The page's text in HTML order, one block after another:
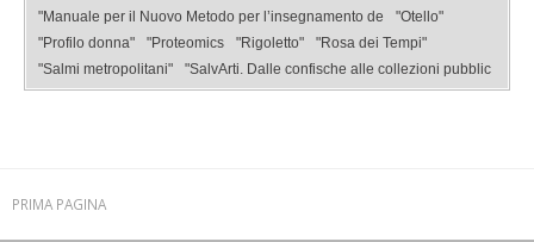
"Manuale per il Nuovo Metodo per l’insegnamento de
"Otello"
"Profilo donna"
"Proteomics "Rigoletto"
"Rosa dei Tempi"
"Salmi metropolitani"
"SalvArti. Dalle confische alle collezioni pubblic
PRIMA PAGINA